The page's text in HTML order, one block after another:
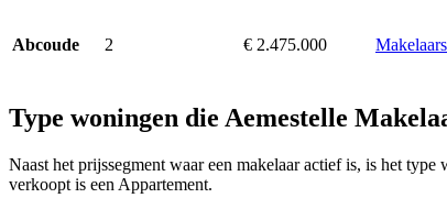
Abcoude 2 € 2.475.000
Type woningen die Aemestelle
Naast het prijssegment waar een makelaar actief is, is het
verkoopt is een Appartement.